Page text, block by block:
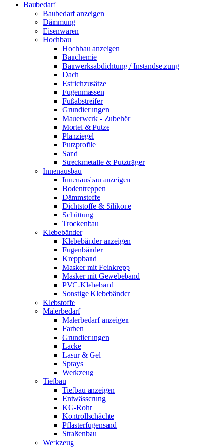
Baubedarf
Baubedarf anzeigen
Dämmung
Eisenwaren
Hochbau
Hochbau anzeigen
Bauchemie
Bauwerksabdichtung / Instandsetzung
Dach
Estrichzusätze
Fugenmassen
Fußabstreifer
Grundierungen
Mauerwerk - Zubehör
Mörtel & Putze
Planziegel
Putzprofile
Sand
Streckmetalle & Putzträger
Innenausbau
Innenausbau anzeigen
Bodentreppen
Dämmstoffe
Dichtstoffe & Silikone
Schüttung
Trockenbau
Klebebänder
Klebebänder anzeigen
Fugenbänder
Kreppband
Masker mit Feinkrepp
Masker mit Gewebeband
PVC-Klebeband
Sonstige Klebebänder
Klebstoffe
Malerbedarf
Malerbedarf anzeigen
Farben
Grundierungen
Lacke
Lasur & Gel
Sprays
Werkzeug
Tiefbau
Tiefbau anzeigen
Entwässerung
KG-Rohr
Kontrollschächte
Pflasterfugensand
Straßenbau
Werkzeug